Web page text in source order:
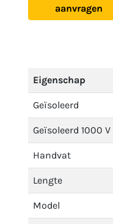
aanvragen
Eigenschap
Geïsoleerd
Geïsoleerd 1000 V
Handvat
Lengte
Model